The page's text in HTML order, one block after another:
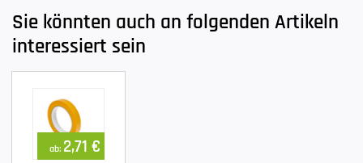
Sie könnten auch an folgenden Artikeln
interessiert sein
ab: 2,71 €